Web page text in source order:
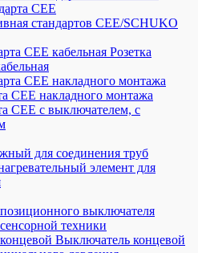
CEE
стандартов CEE/SCHUKO
Розетка
СЕЕ накладного монтажа
СЕЕ с выключателем, с
для соединения труб
элемент для
выключателя
техники
Выключатель концевой
2
3Ф+N
2СО
КЭАЗ
331994
Артикул
КЭАЗ
по